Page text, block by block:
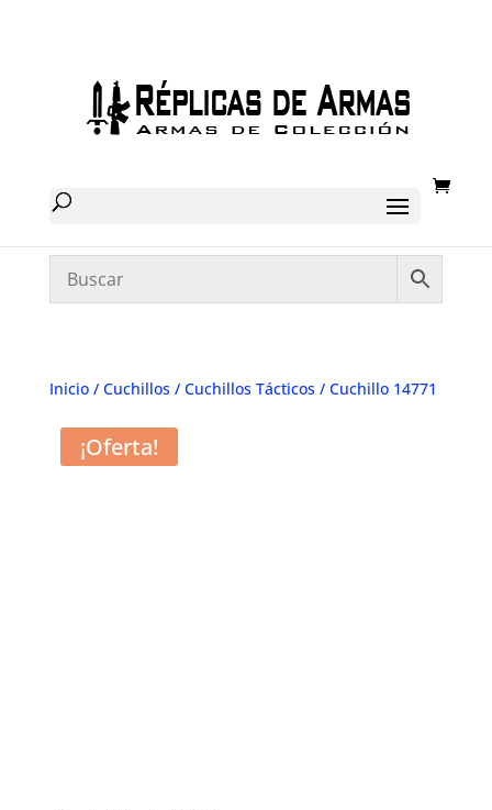
Inicio/ Cuchillos/ Cuchillos Tácticos/ Cuchillo 14771
¡Oferta!